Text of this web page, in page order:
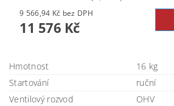
9 566,94 Kč bez DPH
11 576 Kč
Hmotnost
16 kg
Startování
ruční
Ventilový rozvod
OHV